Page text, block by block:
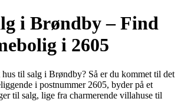
i Brøndby – Find
i 2605
til salg i Brøndby? Så er du kommet til det
i postnummer 2605, byder på et
til salg, lige fra charmerende villahuse til